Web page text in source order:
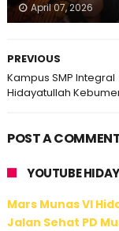
April 07, 2026
PREVIOUS
Kampus SMP Integral
Hidayatullah
POST A
YOUTUBE
Mars Munas VI
Jalan Sehat PD